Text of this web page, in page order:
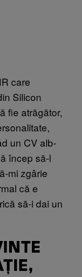
care
Silicon
fie atrăgător,
un CV alb-
încep să-l
mi zgârie
că e
să-i dai un